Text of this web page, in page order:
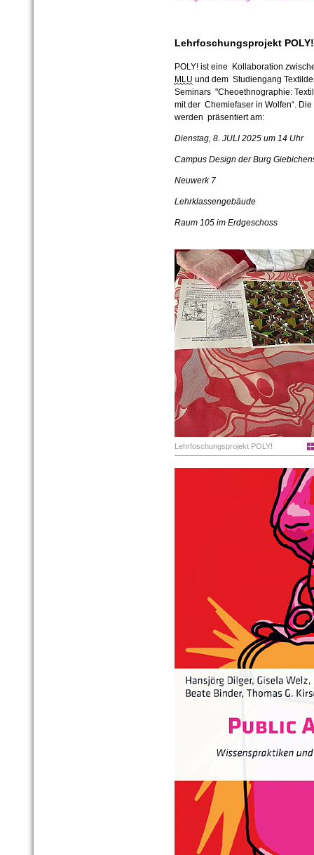
Lehrfoschungsprojekt
POLY! ist eine Kollaboration
MLU und dem Studiengang
Seminars "Cheoethnographie:
mit der Chemiefaser in Wolfen“.
werden präsentiert am:
Dienstag, 8. JULI 2025 um 14 Uhr
Campus Design der Burg
Neuwerk 7
Lehrklassengebäude
Raum 105 im Erdgeschoss
Lehrfoschungsprojekt POLY!